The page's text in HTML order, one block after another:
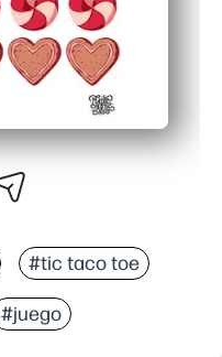
#tic taco toe
#juego